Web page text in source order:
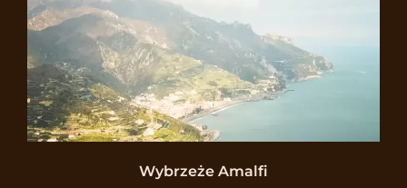
Wybrzeże Amalfi